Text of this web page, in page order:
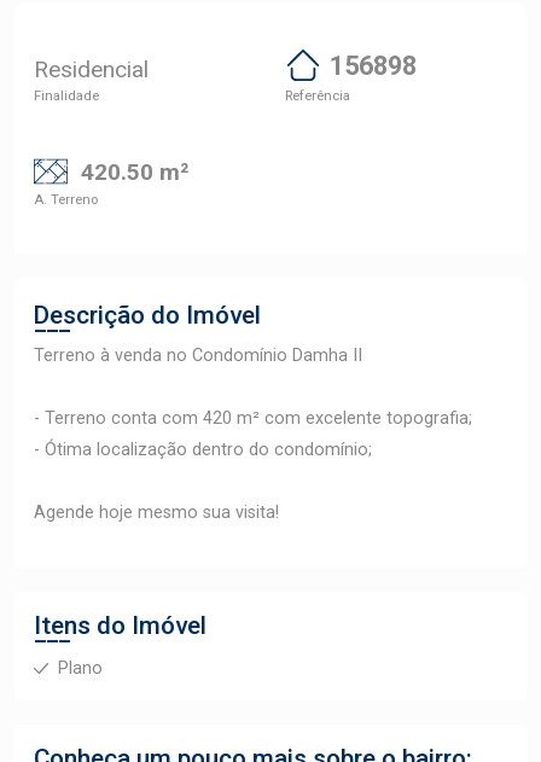
Residencial
Finalidade
156898
Referência
420.50 m²
A. Terreno
Descrição do Imóvel
Terreno à venda no Condomínio Damha II
- Terreno conta com 420 m² com excelente topografia;
- Ótima localização dentro do condomínio;
Agende hoje mesmo sua visita!
Itens do Imóvel
Plano